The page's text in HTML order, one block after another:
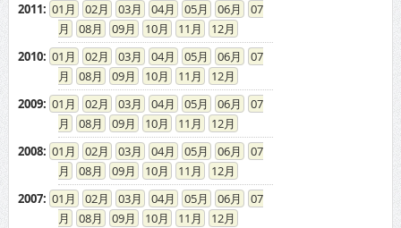
2011: 01 02 03 04 05 06
07
08
09 10 11
12
2010: 01 02 03 04 05 06
07
08
09 10 11
12
2009: 01 02 03 04 05 06
07
08
09 10 11
12
2008: 01 02 03 04 05 06
07
08
09 10 11
12
2007: 01 02 03 04 05 06
07
08
09 10 11
12